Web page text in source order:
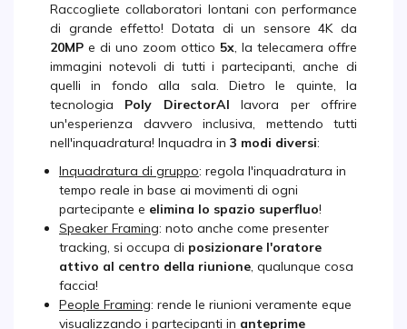
Raccogliete collaboratori lontani con performance
di grande effetto! Dotata di un sensore 4K da
20MP e di uno zoom ottico 5x, la telecamera offre
immagini notevoli di tutti i partecipanti, anche di
quelli in fondo alla sala. Dietro le quinte, la
tecnologia Poly DirectorAI lavora per offrire
un'esperienza davvero inclusiva, mettendo tutti
nell'inquadratura! Inquadra in 3 modi diversi:
Inquadratura di gruppo: regola l'inquadratura in
tempo reale in base ai movimenti di ogni
partecipante e elimina lo spazio superfluo!
Speaker Framing: noto anche come presenter
tracking, si occupa di posizionare l'oratore
attivo al centro della riunione, qualunque cosa
faccia!
People Framing: rende le riunioni veramente eque
visualizzando i partecipanti in anteprime